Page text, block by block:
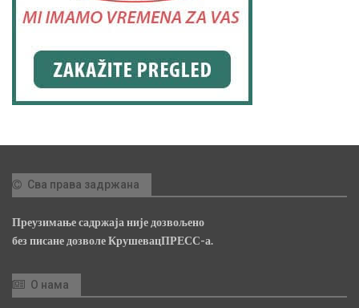
Сва права задржана
Преузимање садржаја није дозвољено
без писане дозволе КрушевацПРЕСС-а.
О нама